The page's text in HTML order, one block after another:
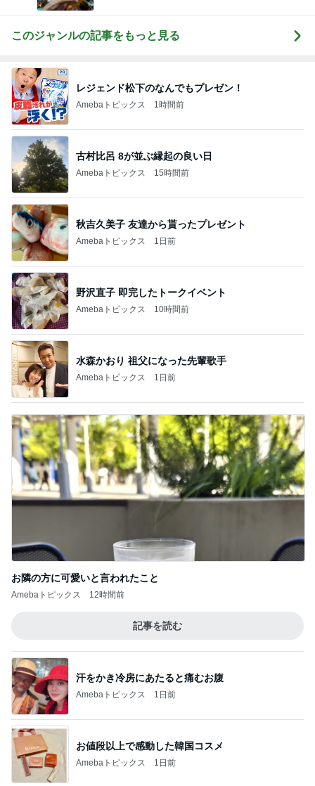
このジャンルの記事をもっと見る
レジェンド松下のなんでもプレゼン！
Amebaトピックス 1時間前
古村比呂 8が並ぶ縁起の良い日
Amebaトピックス 15時間前
秋吉久美子 友達から貰ったプレゼント
Amebaトピックス 1日前
野沢直子 即完したトークイベント
Amebaトピックス 10時間前
水森かおり 祖父になった先輩歌手
Amebaトピックス 1日前
お隣の方に可愛いと言われたこと
Amebaトピックス 12時間前
記事を読む
汗をかき冷房にあたると痛むお腹
Amebaトピックス 1日前
お値段以上で感動した韓国コスメ
Amebaトピックス 1日前